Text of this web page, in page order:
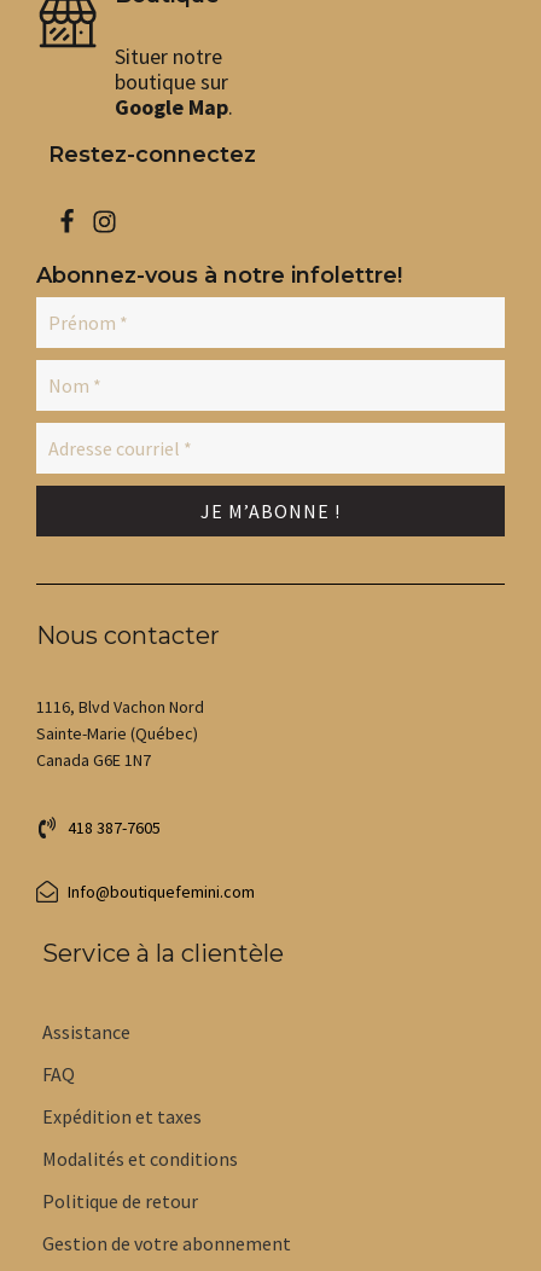
sur
la
Situer notre
boutique sur
Google Map.
Restez-connectez
Abonnez-vous à notre infolettre!
Nous contacter
1116, Blvd Vachon Nord
Sainte-Marie (Québec)
Canada G6E 1N7
418 387-7605
Info@boutiquefemini.com
Service à la clientèle
Assistance
FAQ
Expédition et taxes
Modalités et conditions
Politique de retour
Gestion de votre abonnement